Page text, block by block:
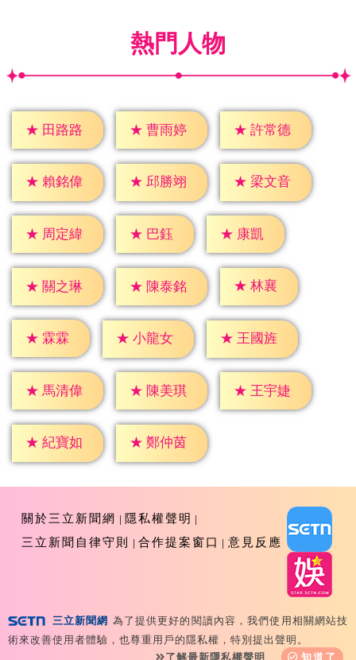
熱門人物
★ 田路路 ★ 曹雨婷 ★ 許常德
★ 賴銘偉 ★ 邱勝翊 ★ 梁文音
★ 周定緯 ★ 巴鈺 ★ 康凱
★ 關之琳 ★ 陳泰銘 ★ 林襄
★ 霖霖 ★ 小龍女 ★ 王國旌
★ 馬清偉 ★ 陳美琪 ★ 王宇婕
★ 紀寶如 ★ 鄭仲茵
關於三立新聞網
隱私權聲明
三立新聞自律守則
合作提案窗口 意見反應
Copyright ©2026 Sanlih E-Television All Rights
Reserved 版權所有 盜用必究 台北市內湖區舊宗路一段159
三立新聞網 為了提供更好的閱讀內容，我們使用相關網站技
術來改善使用者體驗，也尊重用戶的隱私權，特別提出聲明。
了解最新隱私權聲明
知道了